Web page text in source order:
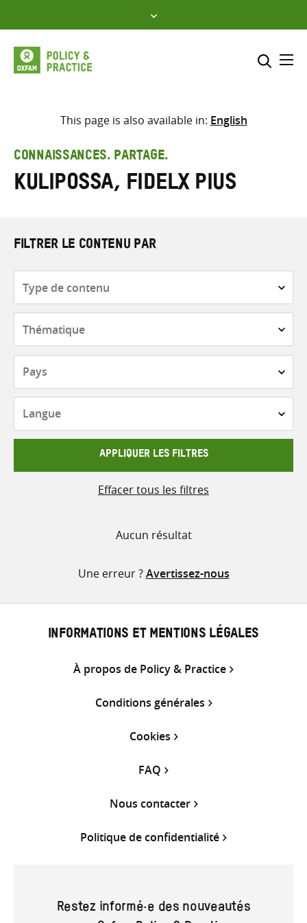
to
content
Sélectionner l’emplacement
Saisir
les
termes
This page is also available in: English
CONNAISSANCES. PARTAGE.
Kulipossa, Fidelx Pius
FILTRER LE CONTENU PAR
contenu
APPLIQUER LES FILTRES
Effacer tous les filtres
Aucun résultat
Une erreur ?Avertissez-nous
INFORMATIONS ET MENTIONS LÉGALES
À propos de Policy & Practice
Conditions générales
Cookies
FAQ
Nous contacter
Politique de confidentialité
Restez informé·e des nouveautés